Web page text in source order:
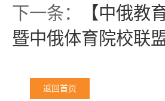
下一条：
【中俄教
暨中俄体育院校联
返回首页